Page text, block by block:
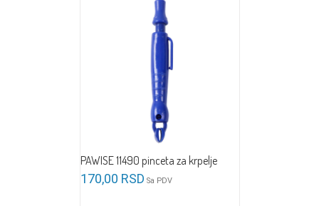
PAWISE 11490 pinceta za krpelje
170,00 RSD Sa PDV